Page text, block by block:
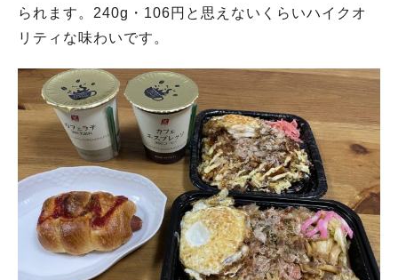
られます。240g・106円と思えないくらいハイクオ
リティな味わいです。